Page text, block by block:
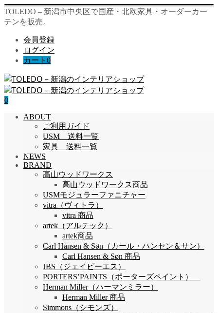
TOLEDO – 新潟市中央区で国産・北欧家具・オーダーカー
テンを販売。
会員登録
ログイン
カート 0
0
ABOUT
ご利用ガイド
USM 送料一覧
家具 送料一覧
NEWS
BRAND
高山ウッドワークス
高山ウッドワークス商品
USMモジュラーファニチャー
vitra（ヴィトラ）
vitra 商品
artek（アルテック）
artek商品
Carl Hansen & Søn（カール・ハンセン＆サン）
Carl Hansen & Søn 商品
JBS（ジェイビーエス）
PORTERS’PAINTS（ポーターズペイント）
Herman Miller（ハーマンミラー）
Herman Miller 商品
Simmons（シモンズ）